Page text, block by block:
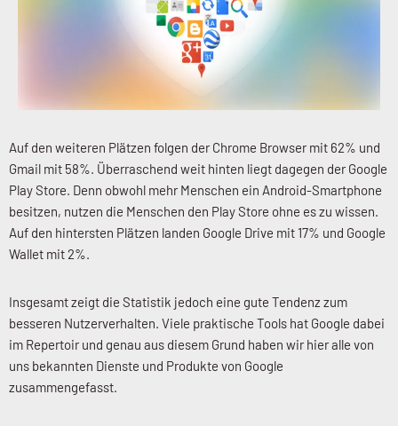
Auf den weiteren Plätzen folgen der Chrome Browser mit 62% und
Gmail mit 58%. Überraschend weit hinten liegt dagegen der Google
Play Store. Denn obwohl mehr Menschen ein Android-Smartphone
besitzen, nutzen die Menschen den Play Store ohne es zu wissen.
Auf den hintersten Plätzen landen Google Drive mit 17% und Google
Wallet mit 2%.
Insgesamt zeigt die Statistik jedoch eine gute Tendenz zum
besseren Nutzerverhalten. Viele praktische Tools hat Google dabei
im Repertoir und genau aus diesem Grund haben wir hier alle von
uns bekannten Dienste und Produkte von Google
zusammengefasst.